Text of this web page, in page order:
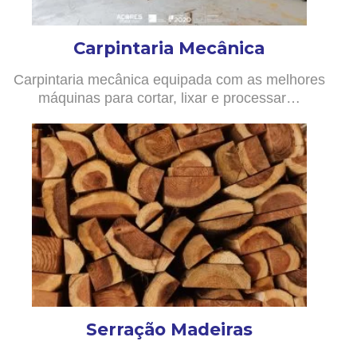
Carpintaria Mecânica
Carpintaria mecânica equipada com as melhores
máquinas para cortar, lixar e processar…
Serração Madeiras